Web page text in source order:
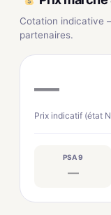
Cotation indicative
partenaires.
—
Prix indicatif (état
PSA 9
—